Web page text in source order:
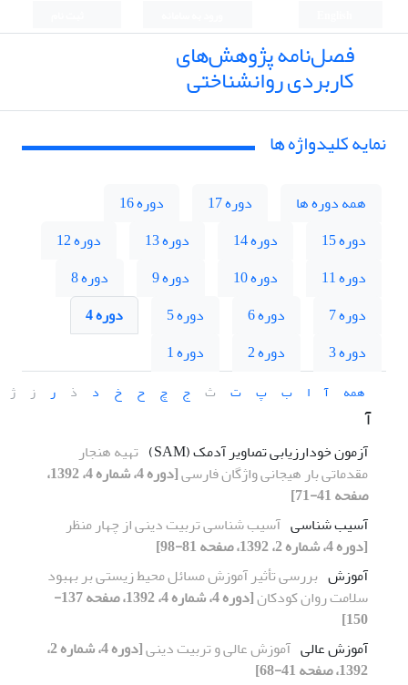
فصل‌نامه پژوهش‌های
کاربردی روانشناختی
نمایه کلیدواژه ها
همه دوره ها دوره 17
دوره 16
دوره 15
دوره 14 دوره 13
دوره 12
دوره 11
دوره 10 دوره 9
دوره 8
دوره 7
دوره 6 دوره 5
دوره 4
دوره 3
دوره 2 دوره 1
همه آ ا ب پ ت ث ج چ ح خ د ذ ر ز ژ
آ
آزمون خودارزیابی تصاویر آدمک (SAM)
تهیه هنجار
مقدماتی بار هیجانی واژگان فارسی
[دوره 4، شماره 4، 1392،
صفحه 41-71]
آسیب شناسی آسیب شناسی تربیت دینی از چهار منظر
[دوره 4، شماره 2، 1392، صفحه 81-98]
آموزش بررسی تأثیر آموزش مسائل محیط زیستی بر بهبود
سلامت روان کودکان
[دوره 4، شماره 4، 1392، صفحه 137-
150]
آموزش عالی آموزش عالی و تربیت دینی
[دوره 4، شماره 2،
1392، صفحه 41-68]